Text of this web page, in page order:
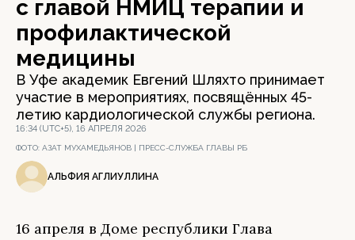
с главой НМИЦ терапии и
профилактической
медицины
В Уфе академик Евгений Шляхто принимает
участие в мероприятиях, посвящённых 45-
летию кардиологической службы региона.
16:34 (UTC+5), 16 АПРЕЛЯ 2026
ФОТО: АЗАТ МУХАМЕДЬЯНОВ | ПРЕСС-СЛУЖБА ГЛАВЫ РБ
АЛЬФИЯ АГЛИУЛЛИНА
16 апреля в Доме республики Глава